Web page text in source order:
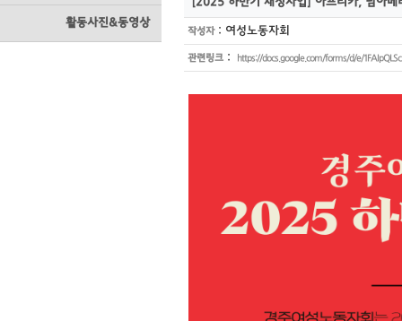
활동사진&동영상
작성자: 여성노동자회
관련링크 : https://docs.google.com/forms/d/e/